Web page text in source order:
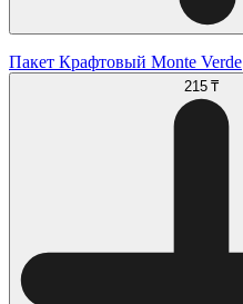
Пакет Крафтовый Monte Verde
215 ₸